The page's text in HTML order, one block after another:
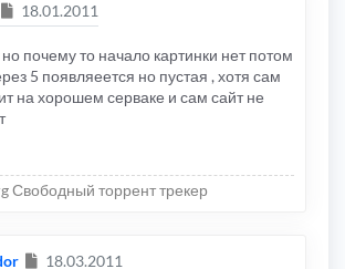
Сообщение
18.01.2011
но почему то начало картинки нет потом
5 появляеется но пустая , хотя сам
на хорошем серваке и сам сайт не
Свободный торрент трекер
Сообщение
18.03.2011